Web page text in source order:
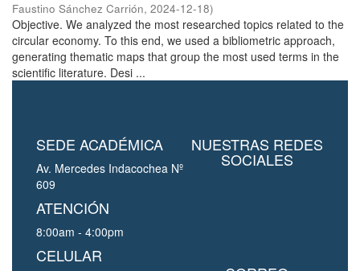
Faustino Sánchez Carrión, 2024-12-18)
Objective. We analyzed the most researched topics related to the
circular economy. To this end, we used a bibliometric approach,
generating thematic maps that group the most used terms in the
scientific literature. Desi ...
SEDE ACADÉMICA
Av. Mercedes Indacochea Nº
609
ATENCIÓN
8:00am - 4:00pm
CELULAR
NUESTRAS REDES
SOCIALES